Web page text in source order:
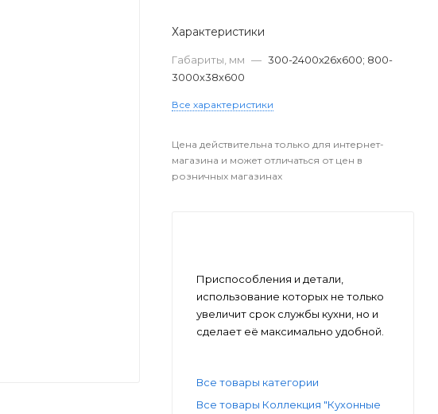
Характеристики
Габариты, мм — 300-2400х26х600; 800-
3000х38х600
Все характеристики
Цена действительна только для интернет-
магазина и может отличаться от цен в
розничных магазинах
Приспособления и детали,
использование которых не только
увеличит срок службы кухни, но и
сделает её максимально удобной.
Все товары категории
Все товары Коллекция "Кухонные